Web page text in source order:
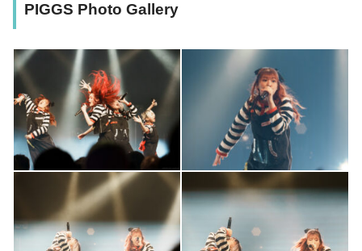
PIGGS Photo Gallery